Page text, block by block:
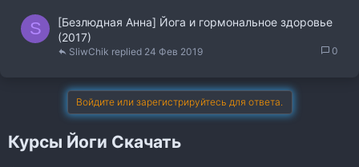
S
[Безлюдная Анна] Йога и гормональное здоровье
(2017)
0
24 Фев 2019
SliwChik
Войдите или зарегистрируйтесь для ответа.
Курсы Йоги Скачать